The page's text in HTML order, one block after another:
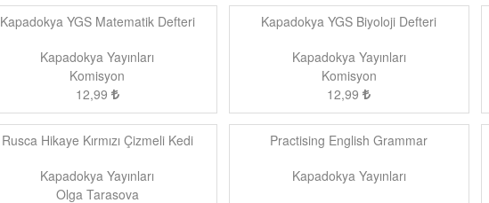
Kapadokya YGS Matematik Defteri
Kapadokya Yayınları
Komisyon
12,99
Kapadokya YGS Biyoloji Defteri
Kapadokya Yayınları
Komisyon
12,99
Rusca Hikaye Kırmızı Çizmeli Kedi
Kapadokya Yayınları
Olga Tarasova
Practising English Grammar
Kapadokya Yayınları